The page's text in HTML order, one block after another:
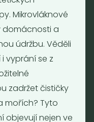
Mikrovláknové
domácnosti a
údržbu. Věděli
vyprání se z
zadržet čističky
mořích? Tyto
objevují nejen ve